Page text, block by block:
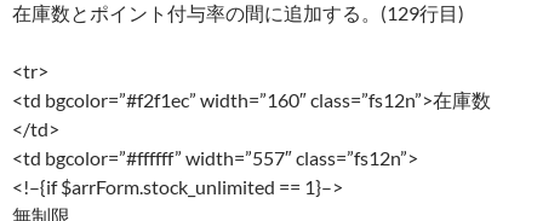
在庫数とポイント付与率の間に追加する。(129行目)
<tr>
<td bgcolor=”#f2f1ec” width=”160″ class=”fs12n”>在庫数
</td>
<td bgcolor=”#ffffff” width=”557″ class=”fs12n”>
<!–{if $arrForm.stock_unlimited == 1}–>
無制限